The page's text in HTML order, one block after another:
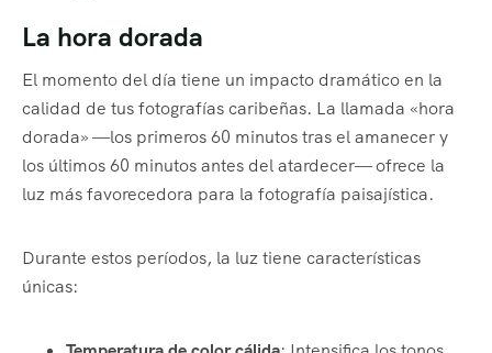
La hora dorada
El momento del día tiene un impacto dramático en la
calidad de tus fotografías caribeñas. La llamada «hora
dorada» —los primeros 60 minutos tras el amanecer y
los últimos 60 minutos antes del atardecer— ofrece la
luz más favorecedora para la fotografía paisajística.
Durante estos períodos, la luz tiene características
únicas: